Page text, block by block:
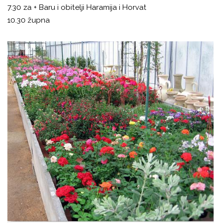
7.30 za + Baru i obitelji Haramija i Horvat
10.30 župna